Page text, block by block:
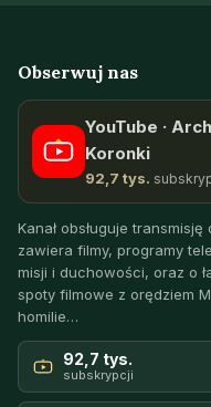
Obserwuj nas
YouTube ·
Koronki
92,7 tys.
Kanał obsługuje
zawiera filmy, programy
misji i duchowości, oraz o
spoty filmowe z orędziem
homilie…
92,7 tys.
subskrypcji